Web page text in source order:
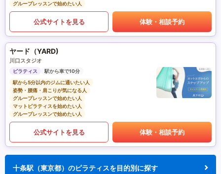
グループレッスンで始めたい人
公式サイトを見る 体験・相談予約
ヤード（YARD)
川口スタジオ
ピラティス
駅から車で10分
駅から5分以内のジムに通いたい人
姿勢・腰痛・肩こりが気になる人
グループレッスンで始めたい人
マットピラティスを始めたい人
グループレッスンで始めたい人
公式サイトを見る 体験・相談予約
十条駅（東京都）のピラティスを目的別に探す